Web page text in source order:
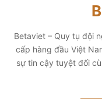
Betaviet – Quy tụ đội
cấp hàng đầu Việt
sự tin cậy tuyệt đối